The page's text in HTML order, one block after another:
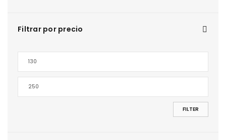
Filtrar por precio
FILTER